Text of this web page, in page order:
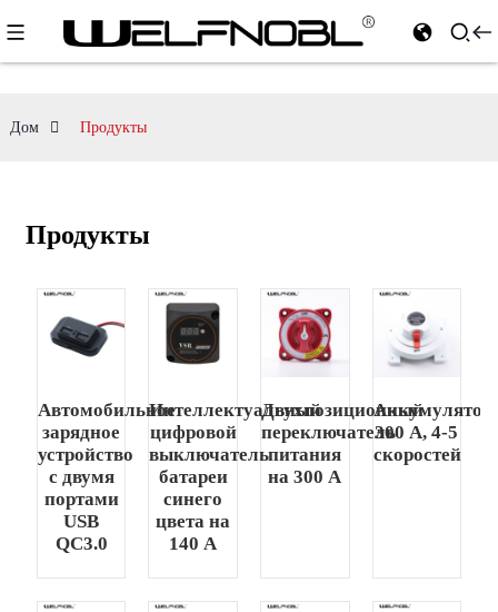
Дом Продукты
Продукты
Автомобильное
зарядное
устройство
с двумя
портами
USB
QC3.0
Интеллектуальный
цифровой
выключатель
батареи
синего
цвета на
140 А
Двухпозиционный
переключатель
питания
на 300 А
Аккумулятор
300 А, 4-5
скоростей